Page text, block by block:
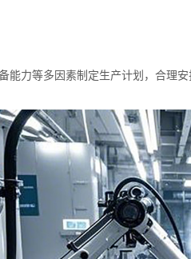
能力等多因素制定生产计划，合理